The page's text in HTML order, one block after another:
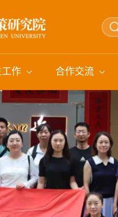
作 合作交流